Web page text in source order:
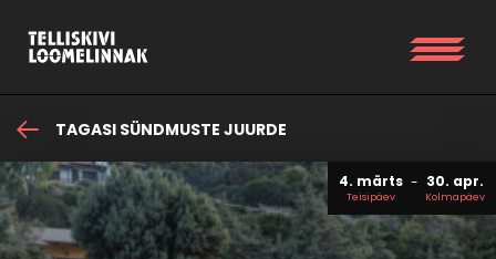
TAGASI SÜNDMUSTE JUURDE
4. märts
Teisipäev
30. apr.
Kolmapäev